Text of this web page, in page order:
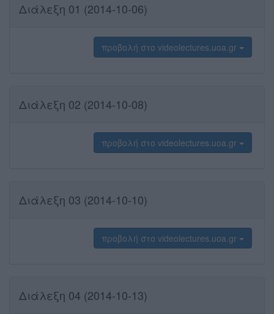
Διάλεξη 01 (2014-10-06)
προβολή στο videolectures.uoa.gr
Διάλεξη 02 (2014-10-08)
προβολή στο videolectures.uoa.gr
Διάλεξη 03 (2014-10-10)
προβολή στο videolectures.uoa.gr
Διάλεξη 04 (2014-10-13)